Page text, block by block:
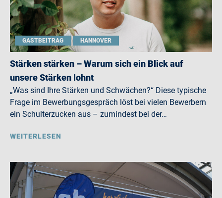
GASTBEITRAG HANNOVER
Stärken stärken – Warum sich ein Blick auf
unsere Stärken lohnt
„Was sind Ihre Stärken und Schwächen?“ Diese typische
Frage im Bewerbungsgespräch löst bei vielen Bewerbern
ein Schulterzucken aus – zumindest bei der…
WEITERLESEN